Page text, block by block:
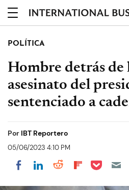
POLÍTICA
Hombre detrás de
asesinato del
sentenciado a
Por IBT Reportero
05/06/2023 4:10 PM
Share on Facebook
Share on
Share on
Share on
Share on